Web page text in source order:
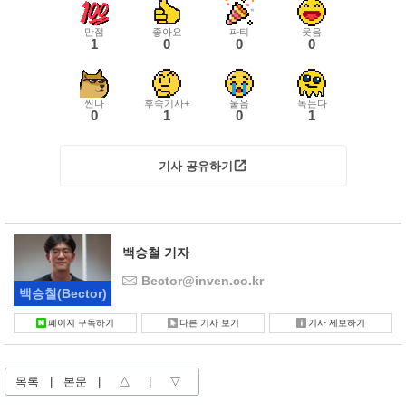
만점
1
좋아요
0
파티
0
웃음
0
씬나
0
후속기사+
1
울음
0
녹는다
1
기사 공유하기
백승철(Bector)
백승철 기자
Bector@inven.co.kr
페이지 구독하기 다른 기사 보기 기사 제보하기
목록 본문 △ ▽